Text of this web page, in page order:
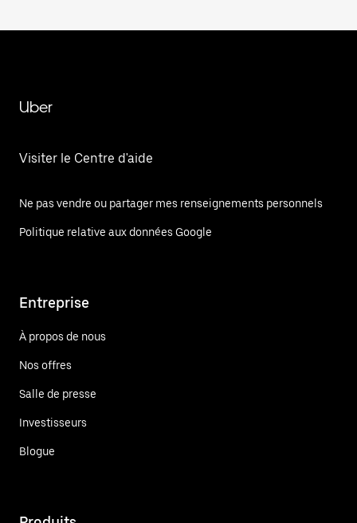
Uber
Visiter le Centre d'aide
Ne pas vendre ou partager mes renseignements personnels
Politique relative aux données Google
Entreprise
À propos de nous
Nos offres
Salle de presse
Investisseurs
Blogue